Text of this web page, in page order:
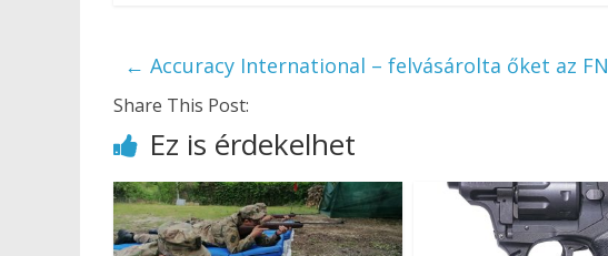
← Accuracy International – felvásárolta őket az FN
Share This Post:
Ez is érdekelhet